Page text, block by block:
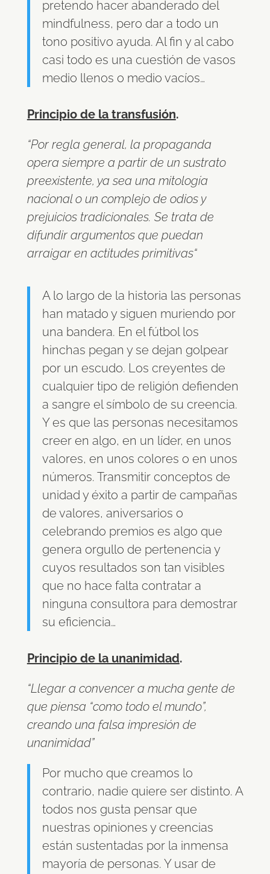
pretendo hacer abanderado del
mindfulness, pero dar a todo un
tono positivo ayuda. Al fin y al cabo
casi todo es una cuestión de vasos
medio llenos o medio vacíos…
Principio de la transfusión.
“Por regla general, la propaganda
opera siempre a partir de un sustrato
preexistente, ya sea una mitología
nacional o un complejo de odios y
prejuicios tradicionales. Se trata de
difundir argumentos que puedan
arraigar en actitudes primitivas“
A lo largo de la historia las personas
han matado y siguen muriendo por
una bandera. En el fútbol los
hinchas pegan y se dejan golpear
por un escudo. Los creyentes de
cualquier tipo de religión defienden
a sangre el símbolo de su creencia.
Y es que las personas necesitamos
creer en algo, en un líder, en unos
valores, en unos colores o en unos
números. Transmitir conceptos de
unidad y éxito a partir de campañas
de valores, aniversarios o
celebrando premios es algo que
genera orgullo de pertenencia y
cuyos resultados son tan visibles
que no hace falta contratar a
ninguna consultora para demostrar
su eficiencia…
Principio de la unanimidad.
“Llegar a convencer a mucha gente de
que piensa “como todo el mundo”,
creando una falsa impresión de
unanimidad”
Por mucho que creamos lo
contrario, nadie quiere ser distinto. A
todos nos gusta pensar que
nuestras opiniones y creencias
están sustentadas por la inmensa
mayoría de personas. Y usar de